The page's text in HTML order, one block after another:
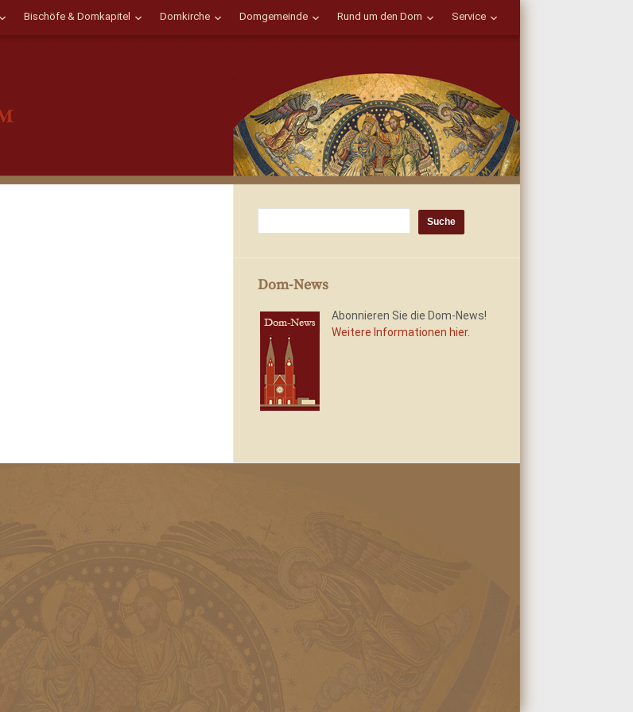
Bischöfe & Domkapitel Domkirche Domgemeinde Rund um den Dom Service
Dom-News
Abonnieren Sie die Dom-News!
Weitere Informationen hier.